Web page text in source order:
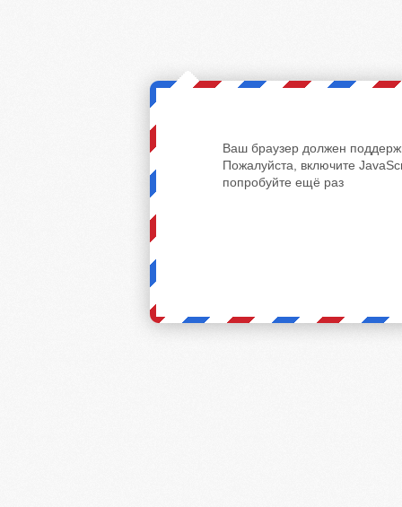
Ваш браузер должен
Пожалуйста, включите
попробуйте ещё раз